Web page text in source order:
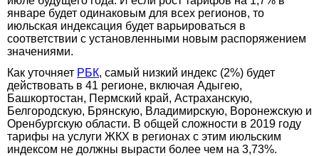
январе будет одинаковым для всех регионов, то
июльская индексация будет варьироваться в
соответствии с установленными новым распоряжением
значениями.
Как уточняет РБК, самый низкий индекс (2%) будет
действовать в 41 регионе, включая Адыгею,
Башкортостан, Пермский край, Астраханскую,
Белгородскую, Брянскую, Владимирскую, Воронежскую и
Оренбургскую области. В общей сложности в 2019 году
тарифы на услуги ЖКХ в регионах с этим июльским
индексом не должны вырасти более чем на 3,73%.